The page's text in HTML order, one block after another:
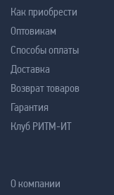
Как приобрести
Оптовикам
Способы оплаты
Доставка
Возврат товаров
Гарантия
Клуб РИТМ-ИТ
О компании